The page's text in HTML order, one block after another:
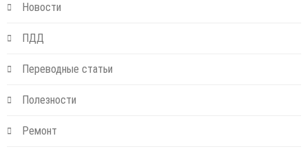
Новости
ПДД
Переводные статьи
Полезности
Ремонт